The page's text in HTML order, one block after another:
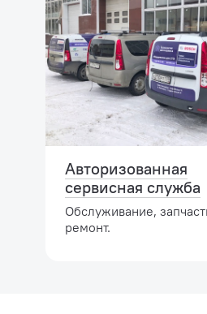
Авторизованная
сервисная служба
Обслуживание,
ремонт.